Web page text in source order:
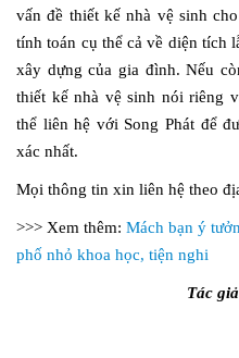
vấn đề thiết kế nhà vệ sinh
tính toán cụ thể cả về diện tích
xây dựng của gia đình. Nếu
thiết kế nhà vệ sinh nói riêng
thể liên hệ với Song Phát để
xác nhất.
Mọi thông tin xin liên hệ theo
>>> Xem thêm: Mách bạn ý
phố nhỏ khoa học, tiện nghi
Tác